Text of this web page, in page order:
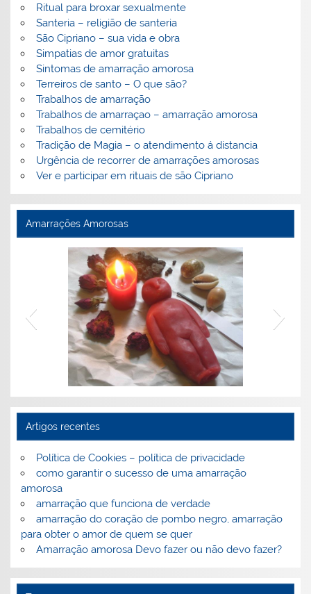
Ritual para broxar sexualmente
Santeria – religião de santeria
São Cipriano – sua vida e obra
Simpatias de amor gratuitas
Sintomas de amarração amorosa
Terreiros de santo – O que são?
Trabalhos de amarração
Trabalhos de amarraçao – amarração amorosa
Trabalhos de cemitério
Tradição de Magia – o atendimento á distancia
Urgência de recorrer de amarrações amorosas
Ver e participar em rituais de são Cipriano
Amarrações Amorosas
Artigos recentes
Política de Cookies – política de privacidade
como garantir o sucesso de uma amarração
amorosa
amarração que funciona de verdade
amarração do coração de pombo negro, amarração
para obter o amor de quem se quer
Amarração amorosa Devo fazer ou não devo fazer?